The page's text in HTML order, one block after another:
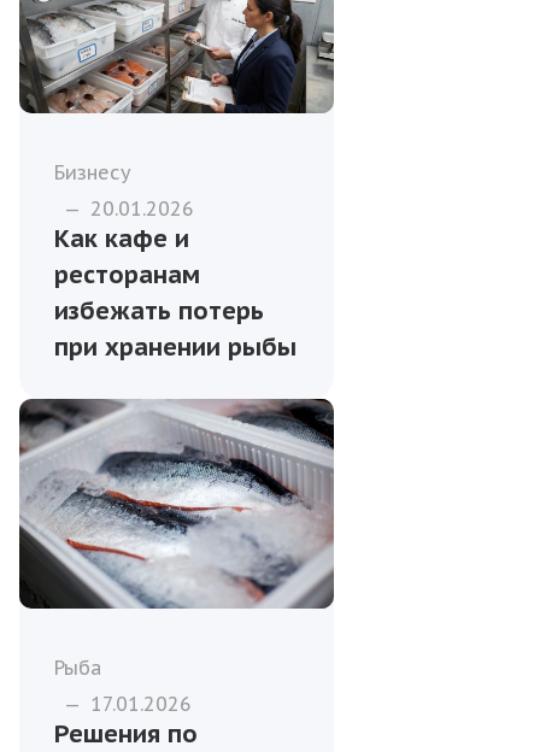
Бизнесу
— 20.01.2026
Как кафе и
ресторанам
избежать потерь
при хранении рыбы
Рыба
— 17.01.2026
Решения по